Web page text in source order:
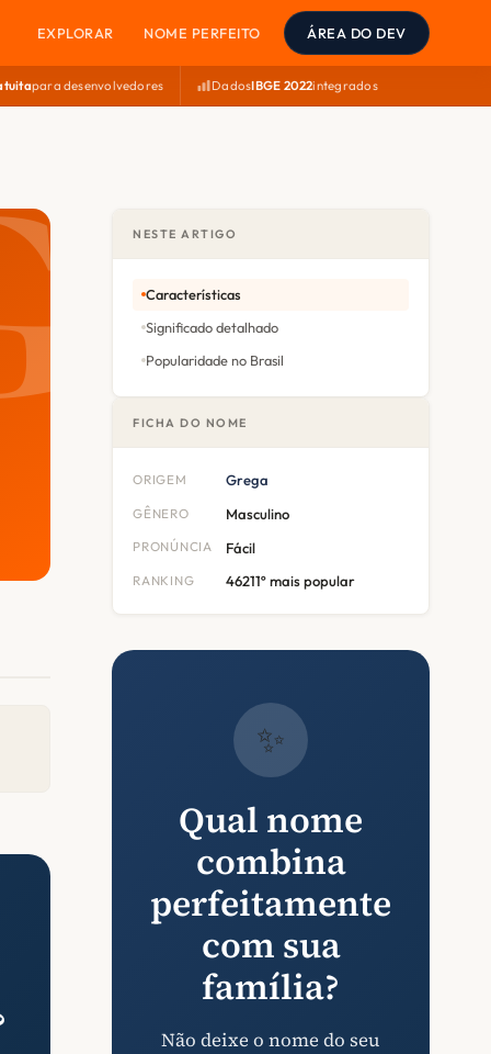
EXPLORAR NOME PERFEITO ÁREA DO DEV
para desenvolvedores DadosIBGE 2022integrados
NESTE ARTIGO
Características
Significado detalhado
Popularidade no Brasil
FICHA DO NOME
ORIGEM Grega
GÊNERO Masculino
PRONÚNCIA Fácil
RANKING 46211º mais popular
✨
Qual nome
combina
perfeitamente
com sua
família?
Não deixe o nome do seu